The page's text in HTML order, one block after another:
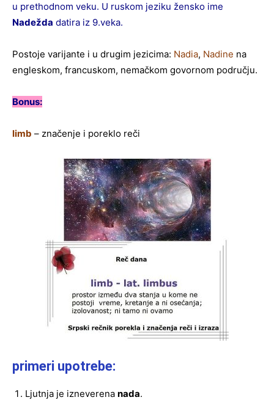
u prethodnom veku. U ruskom jeziku žensko ime
Nadežda datira iz 9.veka.
Postoje varijante i u drugim jezicima: Nadia, Nadine na
engleskom, francuskom, nemačkom govornom području.
Bonus:
limb – značenje i poreklo reči
primeri upotrebe:
Ljutnja je izneverena nada.